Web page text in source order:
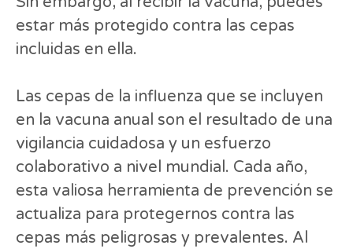
estar más protegido contra las cepas
incluidas en ella.
Las cepas de la influenza que se incluyen
en la vacuna anual son el resultado de una
vigilancia cuidadosa y un esfuerzo
colaborativo a nivel mundial. Cada año,
esta valiosa herramienta de prevención se
actualiza para protegernos contra las
cepas más peligrosas y prevalentes. Al